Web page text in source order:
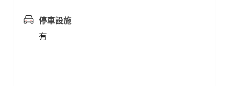
停車設施
有